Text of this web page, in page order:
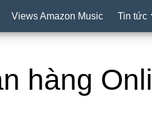
Views Amazon Music Tin tức
hàng